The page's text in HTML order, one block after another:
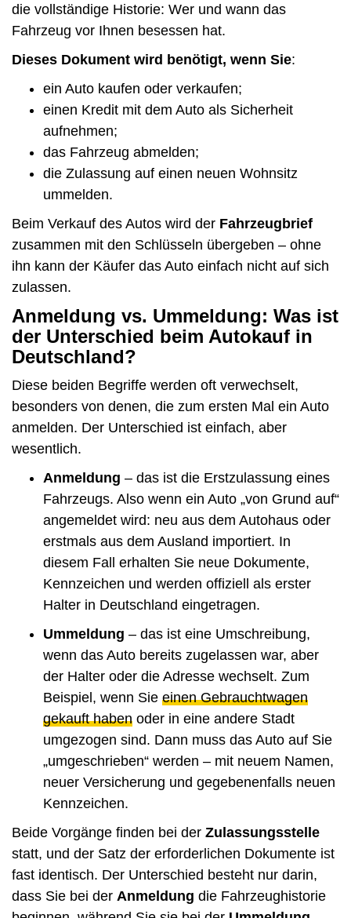
die vollständige Historie: Wer und wann das
Fahrzeug vor Ihnen besessen hat.
Dieses Dokument wird benötigt, wenn Sie:
ein Auto kaufen oder verkaufen;
einen Kredit mit dem Auto als Sicherheit
aufnehmen;
das Fahrzeug abmelden;
die Zulassung auf einen neuen Wohnsitz
ummelden.
Beim Verkauf des Autos wird der Fahrzeugbrief
zusammen mit den Schlüsseln übergeben – ohne
ihn kann der Käufer das Auto einfach nicht auf sich
zulassen.
Anmeldung vs. Ummeldung: Was ist
der Unterschied beim Autokauf in
Deutschland?
Diese beiden Begriffe werden oft verwechselt,
besonders von denen, die zum ersten Mal ein Auto
anmelden. Der Unterschied ist einfach, aber
wesentlich.
Anmeldung – das ist die Erstzulassung eines
Fahrzeugs. Also wenn ein Auto „von Grund auf“
angemeldet wird: neu aus dem Autohaus oder
erstmals aus dem Ausland importiert. In
diesem Fall erhalten Sie neue Dokumente,
Kennzeichen und werden offiziell als erster
Halter in Deutschland eingetragen.
Ummeldung – das ist eine Umschreibung,
wenn das Auto bereits zugelassen war, aber
der Halter oder die Adresse wechselt. Zum
Beispiel, wenn Sie einen Gebrauchtwagen
gekauft haben oder in eine andere Stadt
umgezogen sind. Dann muss das Auto auf Sie
„umgeschrieben“ werden – mit neuem Namen,
neuer Versicherung und gegebenenfalls neuen
Kennzeichen.
Beide Vorgänge finden bei der Zulassungsstelle
statt, und der Satz der erforderlichen Dokumente ist
fast identisch. Der Unterschied besteht nur darin,
dass Sie bei der Anmeldung die Fahrzeughistorie